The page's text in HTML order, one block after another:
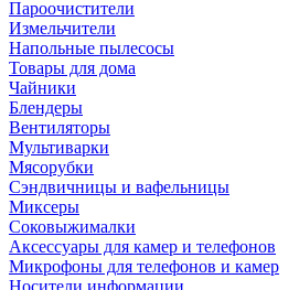
Пароочистители
Измельчители
Напольные пылесосы
Товары для дома
Чайники
Блендеры
Вентиляторы
Мультиварки
Мясорубки
Сэндвичницы и вафельницы
Миксеры
Соковыжималки
Аксессуары для камер и телефонов
Микрофоны для телефонов и камер
Носители информации